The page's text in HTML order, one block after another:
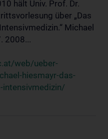
hält Univ. Prof. Dr.
über „Das
Michael
2008...
web/ueber-
hiesmayr-das-
intensivmedizin/